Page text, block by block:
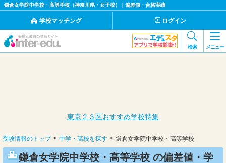
鎌倉女学院中学校・高等学校（神奈川県・女子校）｜偏差値・合格実績
学校マッチング ログイン
検索 メニュー
東京２３区おすすめ学校特集
受験情報のトップ 中学・高校を探す 鎌倉女学院中学校・高等学校
鎌倉女学院中学校・高等学校 の偏差値・学